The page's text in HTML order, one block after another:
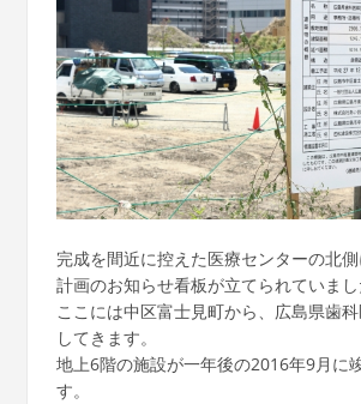
完成を間近に控えた医療センターの北
計画のお知らせ看板が立てられていまし
ここには中区富士見町から、広島県歯
してきます。
地上6階の施設が一年後の2016年9月に
す。